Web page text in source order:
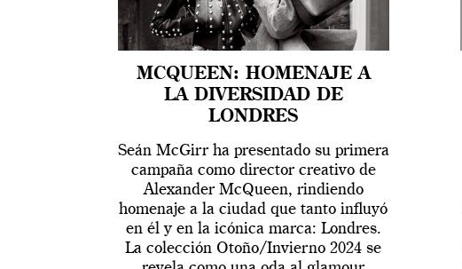
MCQUEEN: HOMENAJE A
LA DIVERSIDAD DE
LONDRES
Seán McGirr ha presentado su primera
campaña como director creativo de
Alexander McQueen, rindiendo
homenaje a la ciudad que tanto influyó
en él y en la icónica marca: Londres.
La colección Otoño/Invierno 2024 se